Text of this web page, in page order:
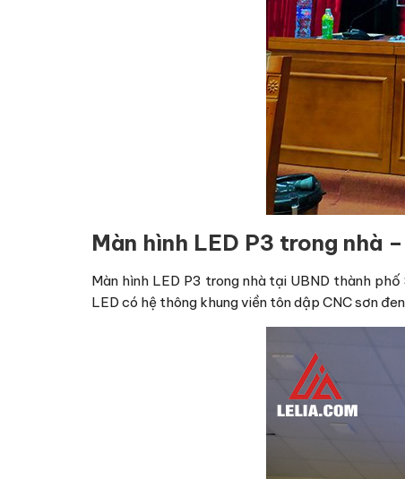
Màn hình LED P3 trong nhà
Màn hình LED P3 trong nhà tại UBND thành
LED có hệ thông khung viền tôn dập CNC sơn